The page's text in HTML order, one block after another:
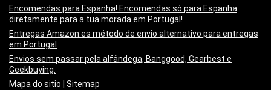
Encomendas para Espanha! Encomendas só para Espanha
diretamente para a tua morada em Portugal!
Entregas Amazon.es método de envio alternativo para entregas
em Portugal
Envios sem passar pela alfândega, Banggood, Gearbest e
Geekbuying.
Mapa do sitio | Sitemap